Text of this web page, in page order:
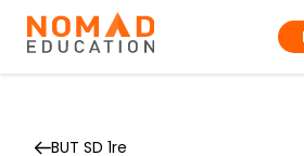
BUT SD 1re